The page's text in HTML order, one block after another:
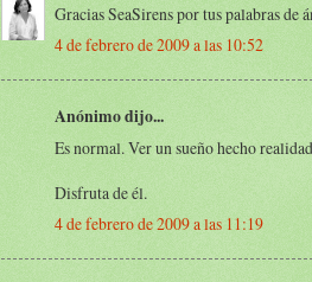
Gracias SeaSirens por tus palabras de
4 de febrero de 2009 a las 10:52
Anónimo dijo...
Es normal. Ver un sueño hecho
Disfruta de él.
4 de febrero de 2009 a las 11:19